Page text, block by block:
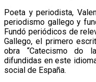
Poeta y periodista,
periodismo gallego y
Fundó periódicos de
Gallego, el primero
obra “Catecismo do
difundidas en este
social de España.